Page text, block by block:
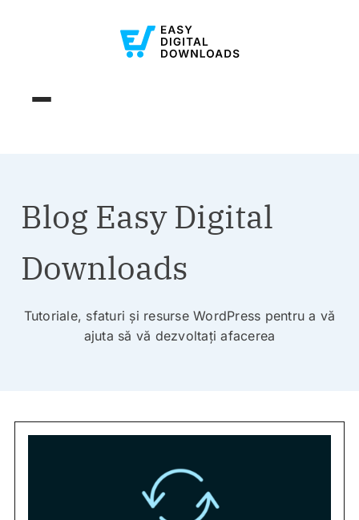
Blog Easy Digital
Downloads
Tutoriale, sfaturi și resurse WordPress pentru a vă
ajuta să vă dezvoltați afacerea